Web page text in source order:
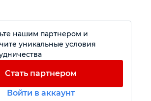
инструмент
инструмент
нашим партнером и
уникальные условия
Стать партнером
Войти в аккаунт